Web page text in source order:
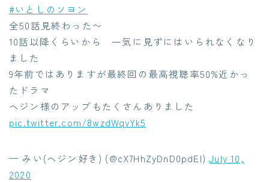
#いとしのソヨン
全50話見終わった〜
10話以降くらいから 一気に見ずにはいられなくなり
ました
9年前ではありますが最終回の最高視聴率50%近かっ
たドラマ
ヘジン様のアップもたくさんありました
pic.twitter.com/8wzdWqvYk5
— みい(ヘジン好き) (@cX7HhZyDnD0pdEI)July 10,
2020